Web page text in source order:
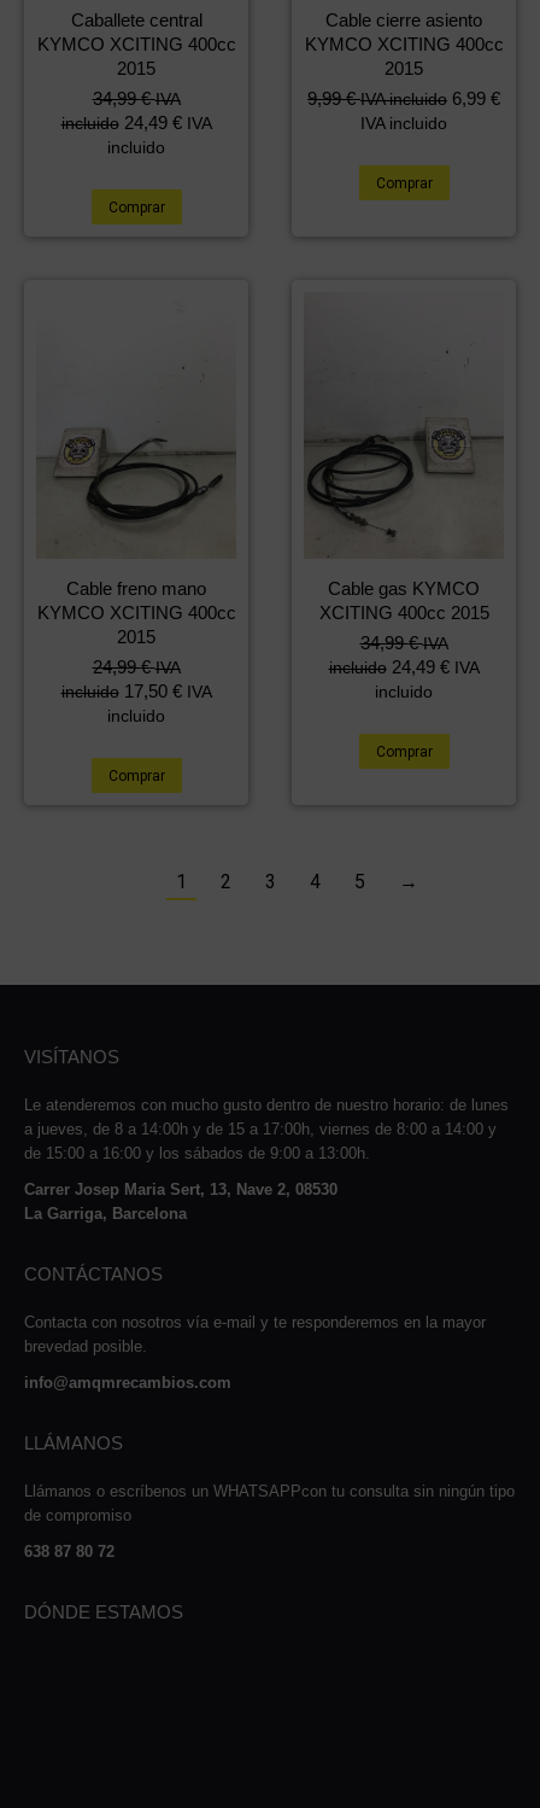
Caballete central
KYMCO XCITING 400cc
2015
34,99€ IVA
incluido 24,49 € IVA
incluido
Comprar
Cable cierre asiento
KYMCO XCITING 400cc
2015
9,99€ IVA incluido 6,99 €
IVA incluido
Comprar
Cable freno mano
KYMCO XCITING 400cc
2015
24,99€ IVA
incluido 17,50 € IVA
incluido
Comprar
Cable gas KYMCO
XCITING 400cc 2015
34,99€ IVA
incluido 24,49 € IVA
incluido
Comprar
1 2 3 4 5 →
VISÍTANOS
Le atenderemos con mucho gusto dentro de nuestro horario: de lunes
a jueves, de 8 a 14:00h y de 15 a 17:00h, viernes de 8:00 a 14:00 y
de 15:00 a 16:00 y los sábados de 9:00 a 13:00h.
Carrer Josep Maria Sert, 13, Nave 2, 08530
La Garriga, Barcelona
CONTÁCTANOS
Contacta con nosotros vía e-mail y te responderemos en la mayor
brevedad posible.
info@amqmrecambios.com
LLÁMANOS
Llámanos o escríbenos un WHATSAPPcon tu consulta sin ningún tipo
de compromiso
638 87 80 72
DÓNDE ESTAMOS